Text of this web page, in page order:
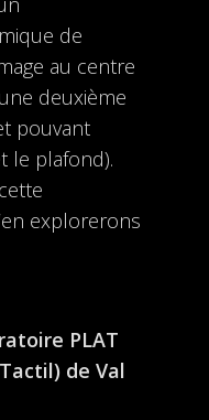
de
au centre
deuxième
pouvant
le plafond).
explorerons
PLAT
de Val